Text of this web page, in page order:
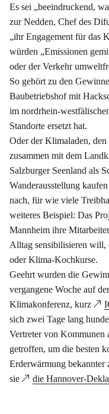
Es sei „beeindruckend,
zur Nedden, Chef des
„ihr Engagement für das
würden „Emissionen
oder der Verkehr
So gehört zu den
Baubetriebshof mit
im nordrhein-
Standorte ersetzt hat.
Oder der Klimaladen,
zusammen mit dem
Salzburger Seenland als
Wanderausstellung
nach, für wie viele
weiteres Beispiel: Das
Mannheim ihre
Alltag sensibilisieren will,
oder Klima-Kochkurse.
Geehrt wurden die
vergangene Woche auf
Klimakonferenz, kurz
sich zwei Tage lang
Vertreter von Kommunen
getroffen, um die besten
Erderwärmung bekannter
sie
die Hannover-